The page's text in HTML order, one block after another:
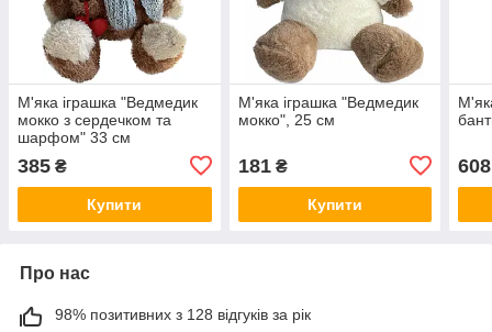
М'яка іграшка "Ведмедик
мокко з сердечком та
шарфом" 33 см
385 ₴
Купити
М'яка іграшка "Ведмедик
мокко", 25 см
181₴
Купити
608
Про нас
98% позитивних з 128 відгуків за рік